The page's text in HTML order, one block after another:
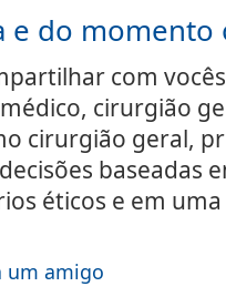
e do
com
cirurgião
cirurgião geral,
baseadas
éticos e em
um amigo